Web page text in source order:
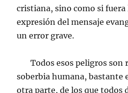
cristiana, sino como si fuera
expresión del mensaje
un error grave.
Todos esos peligros son
soberbia humana, bastante
otra parte, de los que todos